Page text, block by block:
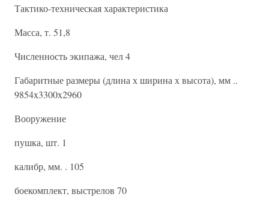
Тактико-техническая характеристика
Масса, т. 51,8
Численность экипажа, чел 4
Габаритные размеры (длина х ширина х высота), мм ..
9854x3300x2960
Вооружение
пушка, шт. 1
калибр, мм. . 105
боекомплект, выстрелов 70